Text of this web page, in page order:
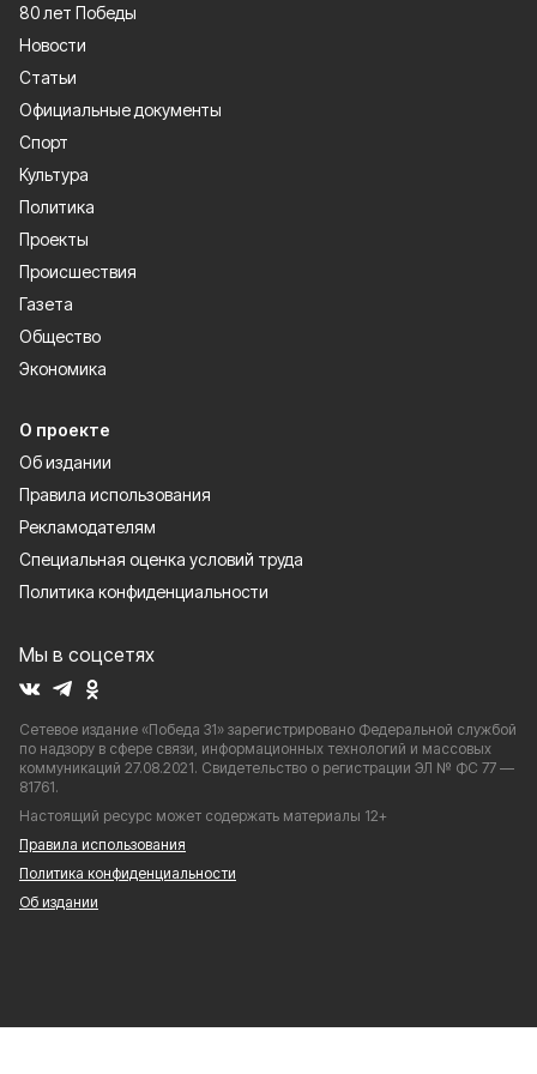
80 лет Победы
Новости
Статьи
Официальные документы
Спорт
Культура
Политика
Проекты
Происшествия
Газета
Общество
Экономика
О проекте
Об издании
Правила использования
Рекламодателям
Специальная оценка условий труда
Политика конфиденциальности
Мы в соцсетях
Сетевое издание «Победа 31» зарегистрировано Федеральной службой
по надзору в сфере связи, информационных технологий и массовых
коммуникаций 27.08.2021. Свидетельство о регистрации ЭЛ № ФС 77 —
81761.
Настоящий ресурс может содержать материалы 12+
Правила использования
Политика конфиденциальности
Об издании